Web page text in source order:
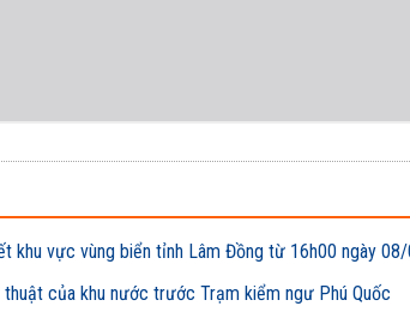
khu vực vùng biển tỉnh Lâm Đồng từ 16h00 ngày
của khu nước trước Trạm kiểm ngư Phú Quốc